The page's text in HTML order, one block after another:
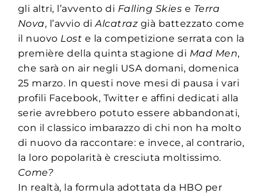
gli altri, l’avvento di Falling Skies e Terra
Nova, l’avvio diAlcatraz già battezzato come
il nuovo Lost e la competizione serrata con la
première della quinta stagione di Mad Men,
che sarà on air negli USA domani, domenica
25 marzo. In questi nove mesi di pausa i vari
profili Facebook, Twitter e affini dedicati alla
serie avrebbero potuto essere abbandonati,
con il classico imbarazzo di chi non ha molto
di nuovo da raccontare: e invece, al contrario,
la loro popolarità è cresciuta moltissimo.
Come?
In realtà, la formula adottata da HBO per